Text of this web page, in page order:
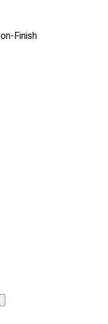
Finish